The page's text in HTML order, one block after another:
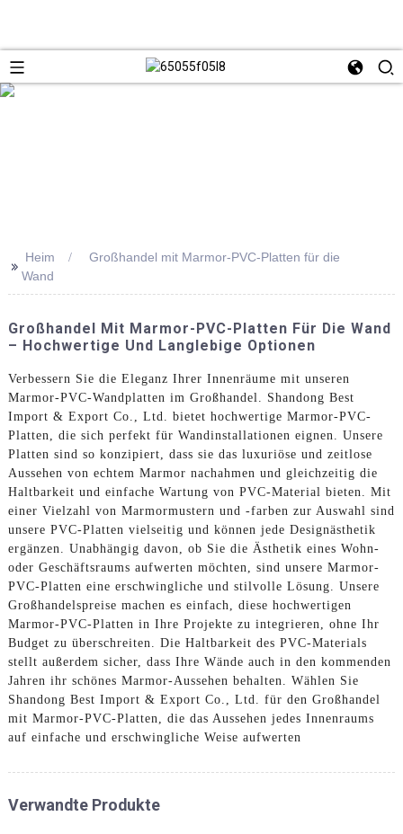
>> Heim
Großhandel mit Marmor-PVC-Platten für die
Wand
Großhandel Mit Marmor-PVC-Platten Für Die Wand
– Hochwertige Und Langlebige Optionen
Verbessern Sie die Eleganz Ihrer Innenräume mit unseren
Marmor-PVC-Wandplatten im Großhandel. Shandong Best
Import & Export Co., Ltd. bietet hochwertige Marmor-PVC-
Platten, die sich perfekt für Wandinstallationen eignen. Unsere
Platten sind so konzipiert, dass sie das luxuriöse und zeitlose
Aussehen von echtem Marmor nachahmen und gleichzeitig die
Haltbarkeit und einfache Wartung von PVC-Material bieten. Mit
einer Vielzahl von Marmormustern und -farben zur Auswahl sind
unsere PVC-Platten vielseitig und können jede Designästhetik
ergänzen. Unabhängig davon, ob Sie die Ästhetik eines Wohn-
oder Geschäftsraums aufwerten möchten, sind unsere Marmor-
PVC-Platten eine erschwingliche und stilvolle Lösung. Unsere
Großhandelspreise machen es einfach, diese hochwertigen
Marmor-PVC-Platten in Ihre Projekte zu integrieren, ohne Ihr
Budget zu überschreiten. Die Haltbarkeit des PVC-Materials
stellt außerdem sicher, dass Ihre Wände auch in den kommenden
Jahren ihr schönes Marmor-Aussehen behalten. Wählen Sie
Shandong Best Import & Export Co., Ltd. für den Großhandel
mit Marmor-PVC-Platten, die das Aussehen jedes Innenraums
auf einfache und erschwingliche Weise aufwerten
Verwandte Produkte